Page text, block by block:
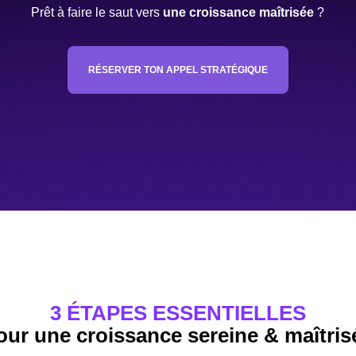
Prêt à faire le saut vers une croissance maîtrisée ?
RÉSERVER TON APPEL STRATÉGIQUE
3 ÉTAPES ESSENTIELLES
une croissance sereine &